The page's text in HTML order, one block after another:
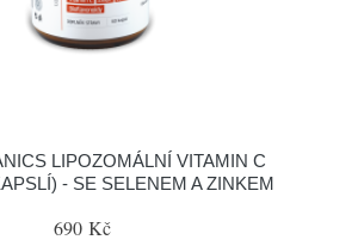
LIPOZOMÁLNÍ VITAMIN C
- SE SELENEM A ZINKEM
690 Kč